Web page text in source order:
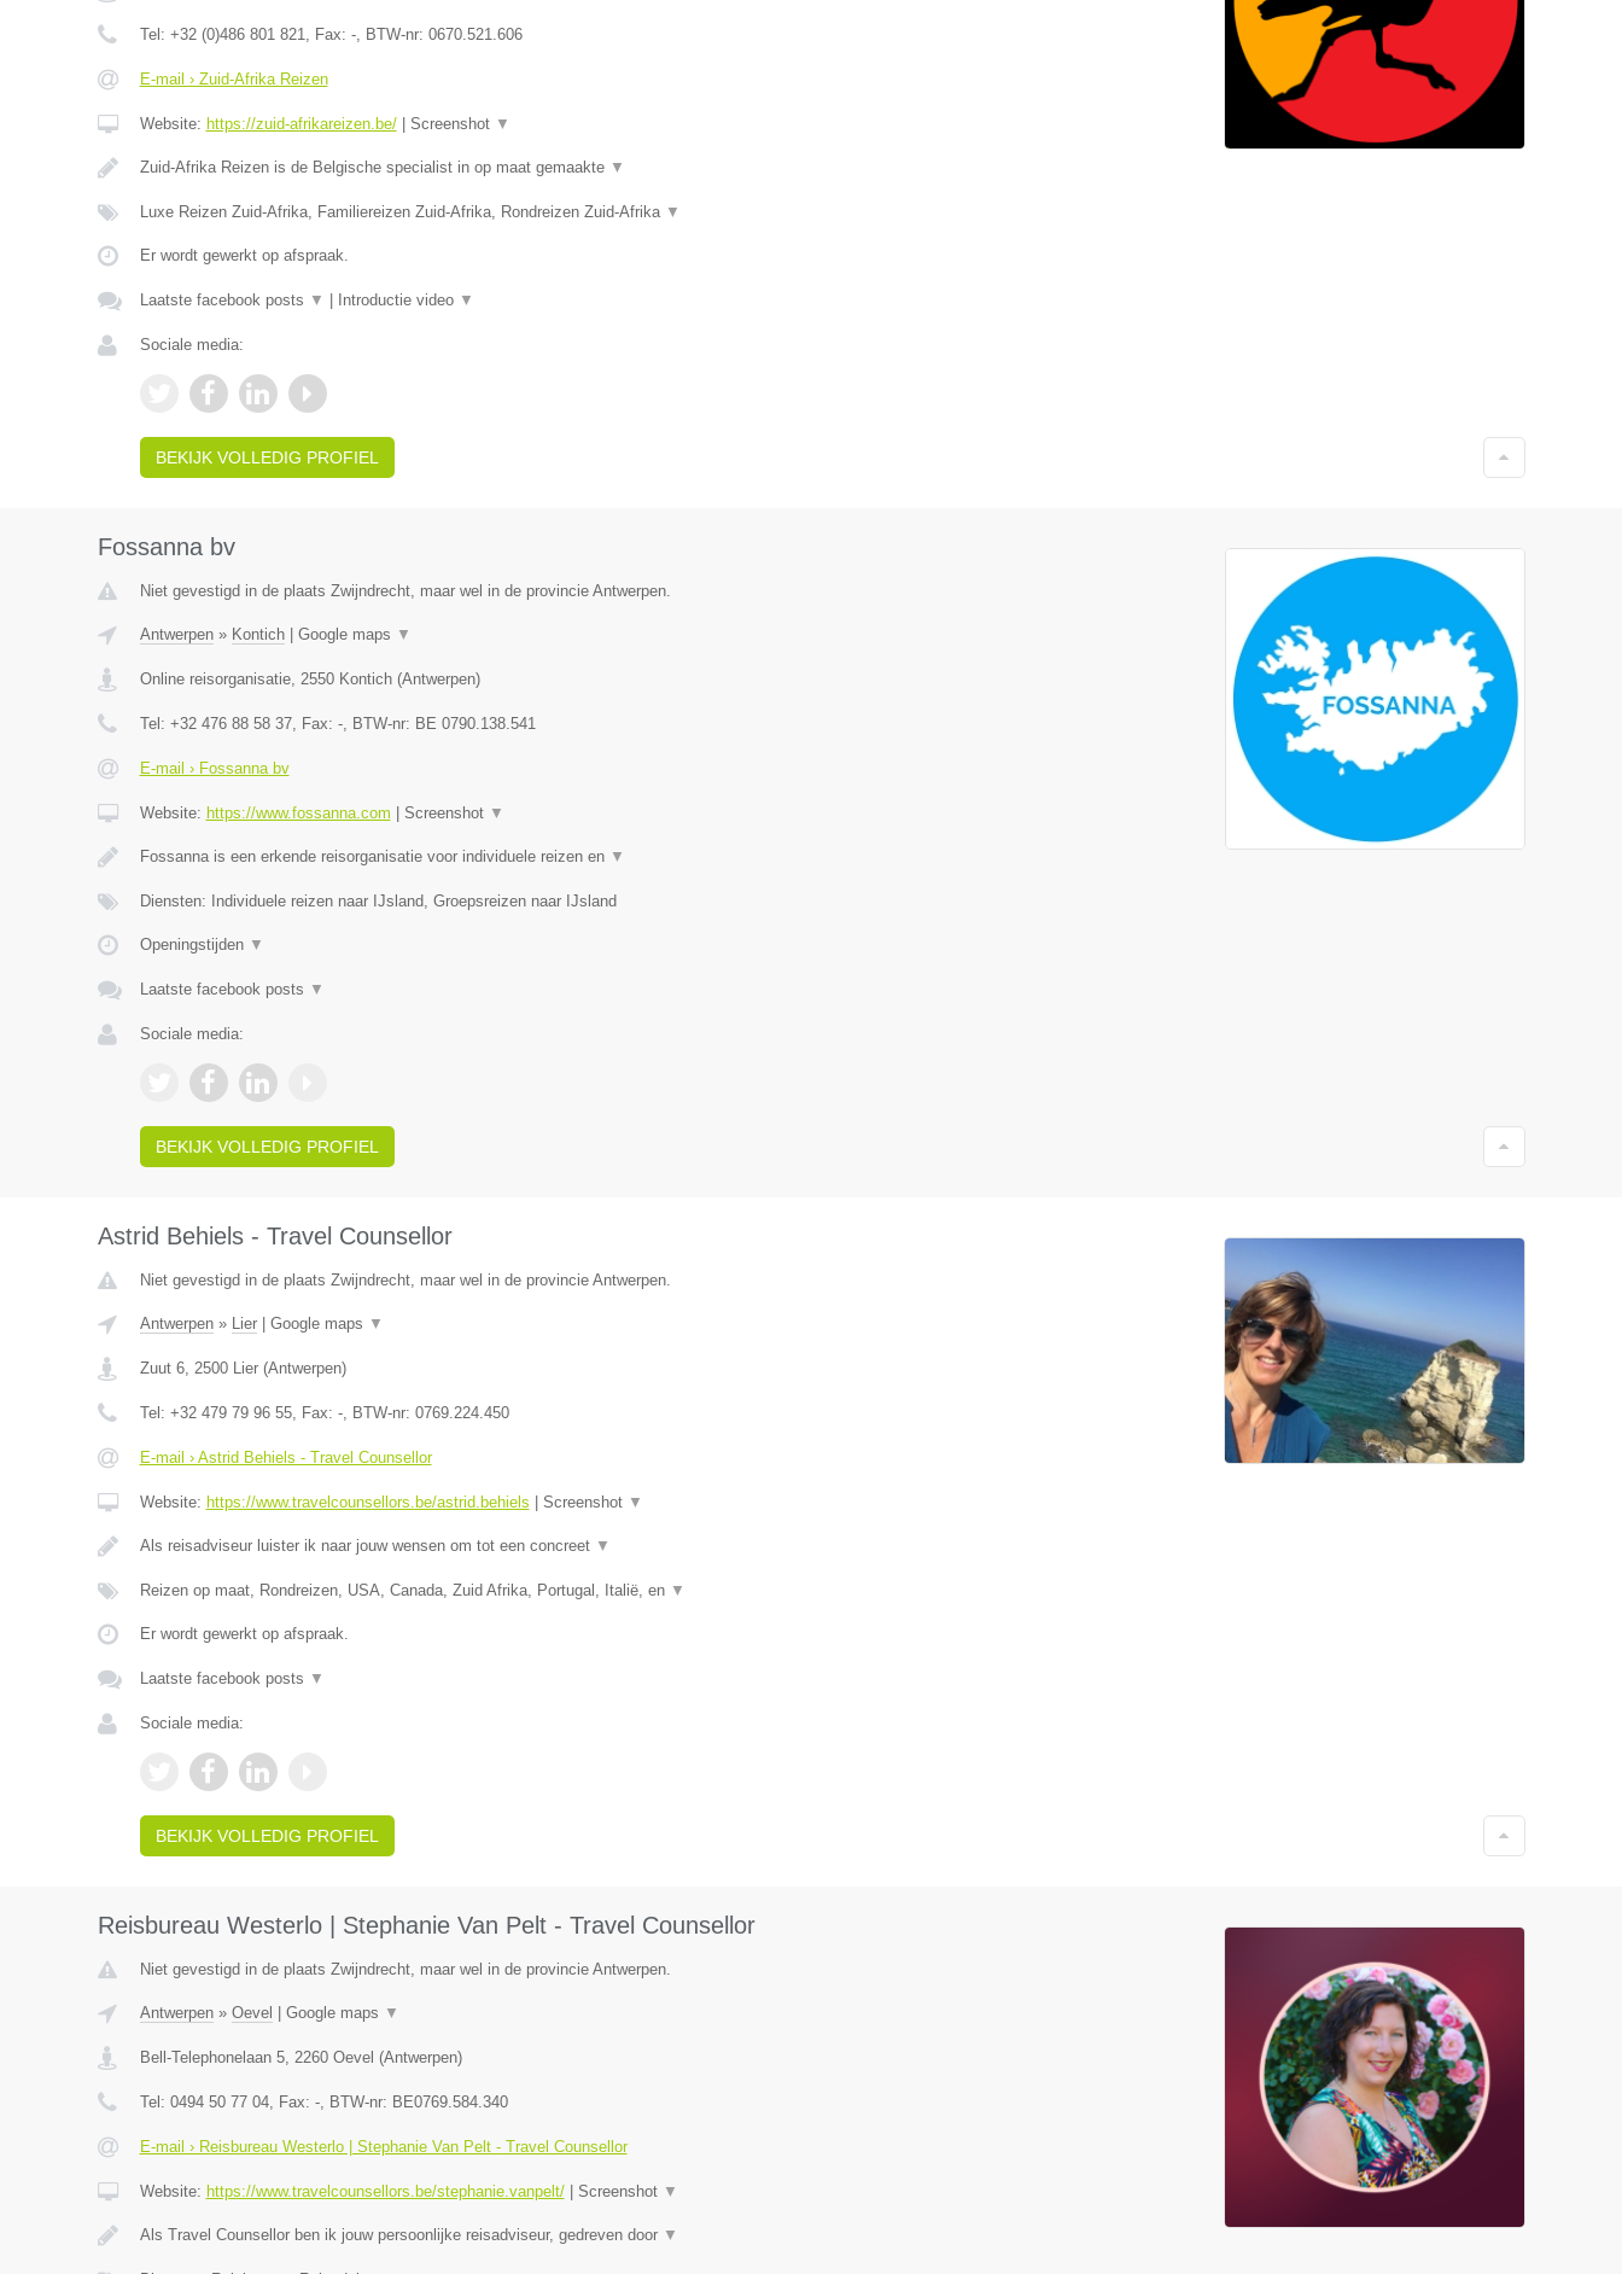
Tel: +32 (0)486 801 821, Fax: -, BTW-nr: 0670.521.606
E-mail › Zuid-Afrika Reizen
Website: https://zuid-afrikareizen.be/| Screenshot ▼
Zuid-Afrika Reizen is de Belgische specialist in op maat gemaakte ▼
Luxe Reizen Zuid-Afrika, Familiereizen Zuid-Afrika, Rondreizen Zuid-Afrika ▼
Er wordt gewerkt op afspraak.
Laatste facebook posts ▼ Introductie video ▼
Sociale media:
BEKIJK VOLLEDIG PROFIEL
Fossanna bv
Niet gevestigd in de plaats Zwijndrecht, maar wel in de provincie Antwerpen.
Antwerpen» Kontich| Google maps ▼
Online reisorganisatie, 2550 Kontich(Antwerpen)
Tel: +32 476 88 58 37, Fax: -, BTW-nr: BE 0790.138.541
E-mail › Fossanna bv
Website: https://www.fossanna.com Screenshot ▼
Fossanna is een erkende reisorganisatie voor individuele reizen en ▼
Diensten: Individuele reizen naar IJsland, Groepsreizen naar IJsland
Openingstijden ▼
Laatste facebook posts ▼
Sociale media:
BEKIJK VOLLEDIG PROFIEL
Astrid Behiels - Travel Counsellor
Niet gevestigd in de plaats Zwijndrecht, maar wel in de provincie Antwerpen.
Antwerpen» Lier| Google maps ▼
Zuut 6, 2500 Lier(Antwerpen)
Tel: +32 479 79 96 55, Fax: -, BTW-nr: 0769.224.450
E-mail › Astrid Behiels - Travel Counsellor
Website: https://www.travelcounsellors.be/astrid.behiels Screenshot ▼
Als reisadviseur luister ik naar jouw wensen om tot een concreet ▼
Reizen op maat, Rondreizen, USA, Canada, Zuid Afrika, Portugal, Italië, en ▼
Er wordt gewerkt op afspraak.
Laatste facebook posts ▼
Sociale media:
BEKIJK VOLLEDIG PROFIEL
Reisbureau Westerlo | Stephanie Van Pelt - Travel Counsellor
Niet gevestigd in de plaats Zwijndrecht, maar wel in de provincie Antwerpen.
Antwerpen» Oevel Google maps ▼
Bell-Telephonelaan 5, 2260 Oevel (Antwerpen)
Tel: 0494 50 77 04, Fax: -, BTW-nr: BE0769.584.340
E-mail › Reisbureau Westerlo | Stephanie Van Pelt - Travel Counsellor
Website: https://www.travelcounsellors.be/stephanie.vanpelt/| Screenshot ▼
Als Travel Counsellor ben ik jouw persoonlijke reisadviseur, gedreven door ▼